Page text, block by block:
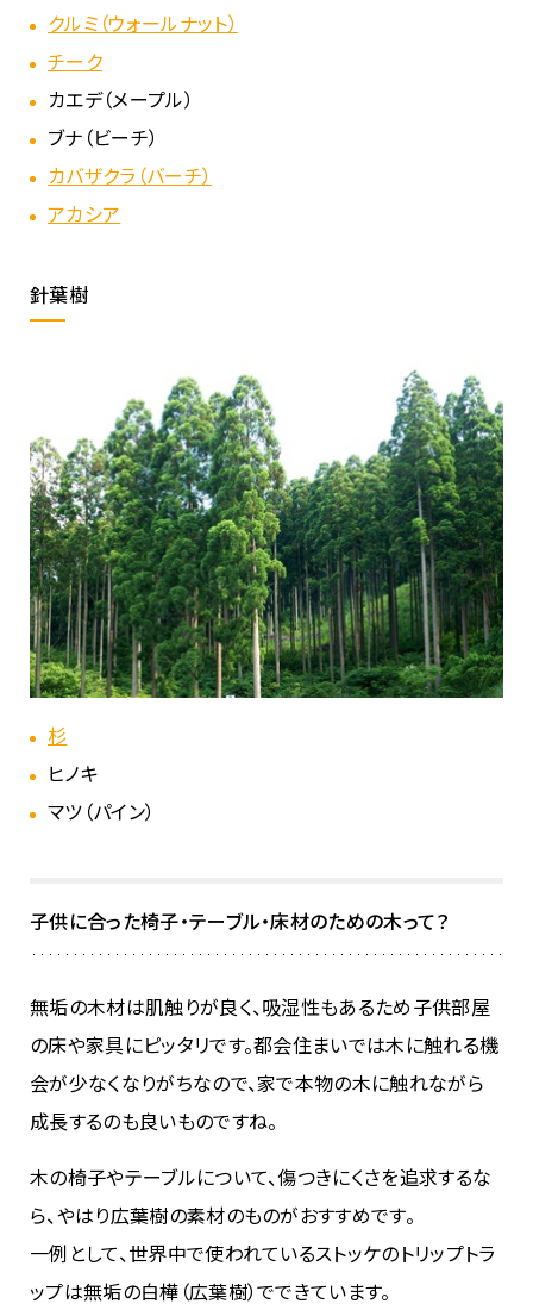
クルミ（ウォールナット）
チーク
カエデ（メープル）
ブナ（ビーチ）
カバザクラ（バーチ）
アカシア
針葉樹
杉
ヒノキ
マツ（パイン）
子供に合った椅子・テーブル・床材のための木って？
無垢の木材は肌触りが良く、吸湿性もあるため子供部屋
の床や家具にピッタリです。都会住まいでは木に触れる機
会が少なくなりがちなので、家で本物の木に触れながら
成長するのも良いものですね。
木の椅子やテーブルについて、傷つきにくさを追求するな
ら、やはり広葉樹の素材のものがおすすめです。
一例として、世界中で使われているストッケのトリップトラ
ップは無垢の白樺（広葉樹）でできています。